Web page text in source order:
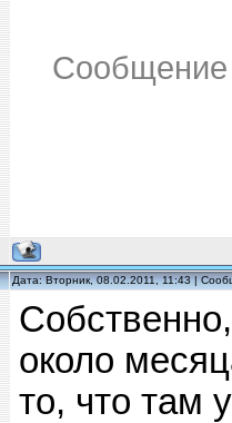
Сообщение
Дата: Вторник, 08.02.2011, 11:43 |
около
то, что там